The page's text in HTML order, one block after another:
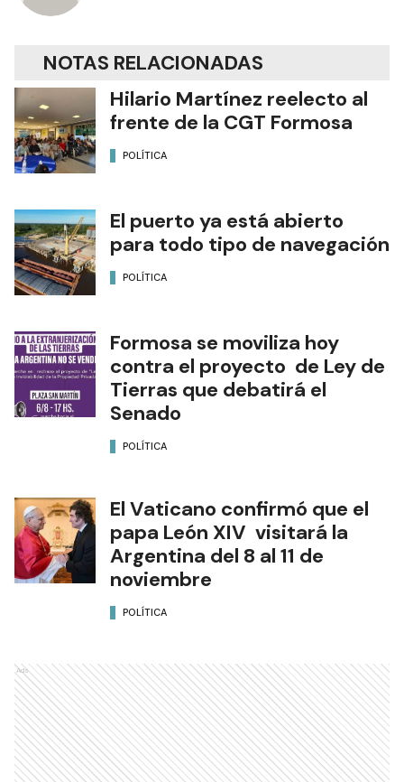
NOTAS RELACIONADAS
Hilario Martínez reelecto al
frente de la CGT Formosa
POLÍTICA
El puerto ya está abierto
para todo tipo de navegación
POLÍTICA
Formosa se moviliza hoy
contra el proyecto de Ley de
Tierras que debatirá el
Senado
POLÍTICA
El Vaticano confirmó que el
papa León XIV visitará la
Argentina del 8 al 11 de
noviembre
POLÍTICA
Ads